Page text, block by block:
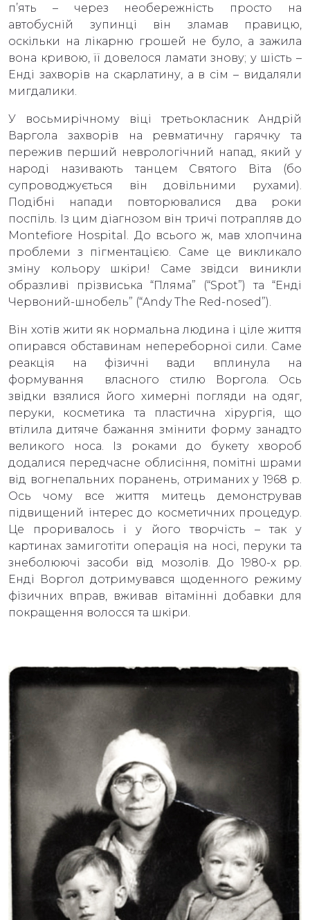
п’ять – через необережність просто на
автобусній зупинці він зламав правицю,
оскільки на лікарню грошей не було, а зажила
вона кривою, її довелося ламати знову; у шість –
Енді захворів на скарлатину, а в сім – видаляли
мигдалики.
У восьмирічному віці третьокласник Андрій
Варгола захворів на ревматичну гарячку та
пережив перший неврологічний напад, який у
народі називають танцем Святого Віта (бо
супроводжується він довільними рухами).
Подібні напади повторювалися два роки
поспіль. Із цим діагнозом він тричі потрапляв до
Montefiore Hospital. До всього ж, мав хлопчина
проблеми з пігментацією. Саме це викликало
зміну кольору шкіри! Саме звідси виникли
образливі прізвиська “Пляма” (“Spot”) та “Енді
Червоний-шнобель” (“Andy Тhe Red-nosed”).
Він хотів жити як нормальна людина і ціле життя
опирався обставинам непереборної сили. Саме
реакція на фізичні вади вплинула на
формування власного стилю Воргола. Ось
звідки взялися його химерні погляди на одяг,
перуки, косметика та пластична хірургія, що
втілила дитяче бажання змінити форму занадто
великого носа. Із роками до букету хвороб
додалися передчасне облисіння, помітні шрами
від вогнепальних поранень, отриманих у 1968 р.
Ось чому все життя митець демонстрував
підвищений інтерес до косметичних процедур.
Це проривалось і у його творчість – так у
картинах замиготіти операція на носі, перуки та
знеболюючі засоби від мозолів. До 1980-х рр.
Енді Воргол дотримувався щоденного режиму
фізичних вправ, вживав вітамінні добавки для
покращення волосся та шкіри.